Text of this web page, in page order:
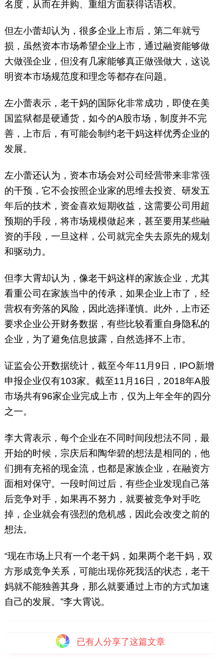
名度，从而在并购、重组方面获得话语权。
但左小蕾却认为，很多企业上市后，第二年就亏
损，虽然资本市场希望企业上市，通过融资能够做
大做强企业，但没有几家能够真正做强做大，这说
明资本市场规范度和理念等都存在问题。
左小蕾表示，老干妈的国际化非常成功，即使在美
国监狱都是硬通货，如今的A股市场，制度并不完
善，上市后，有可能会制约老干妈这样优秀企业的
发展。
左小蕾还认为，资本市场会对公司经营带来非常强
的干预，它不会按照企业家的思维去投资、研发五
年后的技术，资金喜欢短期收益，这需要公司用超
预期的手段，将市场规模做起来，甚至要用某些融
资的手段，一旦这样，公司就完全失去原先的规划
和驱动力。
但李大霄却认为，像老干妈这样的家族企业，尤其
看重公司在家族当中的传承，如果企业上市了，经
营权有旁落的风险，因此选择谨慎。此外，上市还
要求企业公开财务数据，有些比较看重自身隐私的
企业，为了避免信息披露，自然选择不上市。
证监会公开数据统计，截至今年11月9日，IPO新增
申报企业仅有103家。截至11月16日，2018年A股
市场共有96家企业完成上市，仅为上年全年的四分
之一。
李大霄表示，每个企业在不同时间段想法不同，最
开始的时候，宗庆后和陶华碧的想法是相同的，他
们拥有充裕的现金流，也都是家族企业，在融资方
面相对保守。一段时间过后，有些企业发现自己落
后竞争对手，如果再不努力，就要被竞争对手吃
掉，企业就会有强烈的危机感，因此会改变之前的
想法。
“现在市场上只有一个老干妈，如果两个老干妈，双
方形成竞争关系，可能出现你死我活的状态，老干
妈就不能独善其身，那么就要通过上市的方式加速
自己的发展。”李大霄说。
已有 人分享了这篇文章